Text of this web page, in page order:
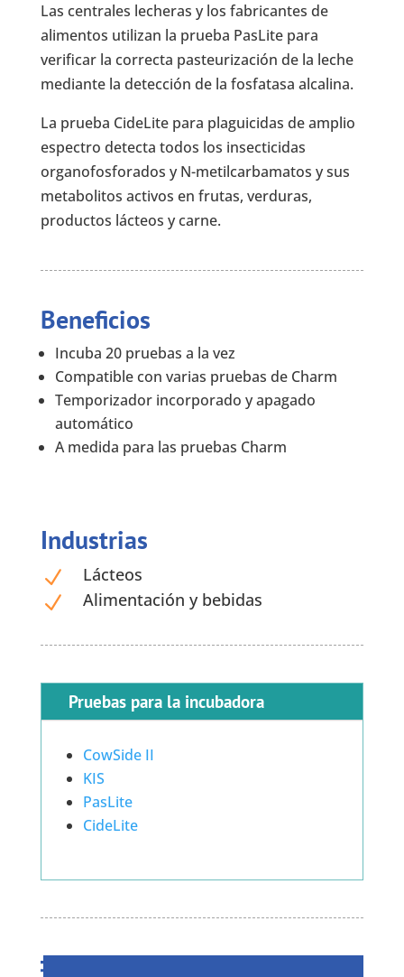
Las centrales lecheras y los fabricantes de
alimentos utilizan la prueba PasLite para
verificar la correcta pasteurización de la leche
mediante la detección de la fosfatasa alcalina.
La prueba CideLite para plaguicidas de amplio
espectro detecta todos los insecticidas
organofosforados y N-metilcarbamatos y sus
metabolitos activos en frutas, verduras,
productos lácteos y carne.
Beneficios
Incuba 20 pruebas a la vez
Compatible con varias pruebas de Charm
Temporizador incorporado y apagado
automático
A medida para las pruebas Charm
Industrias
N Lácteos
N Alimentación y bebidas
Pruebas para la incubadora
CowSide II
KIS
PasLite
CideLite